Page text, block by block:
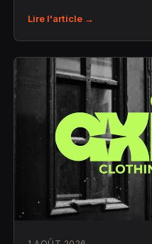
Lire l'article →